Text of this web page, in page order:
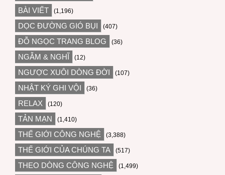
BÀI VIẾT (1,196)
DỌC ĐƯỜNG GIÓ BỤI (407)
ĐỖ NGỌC TRANG BLOG (36)
NGẪM & NGHĨ (12)
NGƯỢC XUÔI DÒNG ĐỜI (107)
NHẬT KÝ GHI VỘI (36)
RELAX (120)
TẢN MẠN (1,410)
THẾ GIỚI CÔNG NGHỆ (3,388)
THẾ GIỚI CỦA CHÚNG TA (517)
THEO DÒNG CÔNG NGHỆ (1,499)